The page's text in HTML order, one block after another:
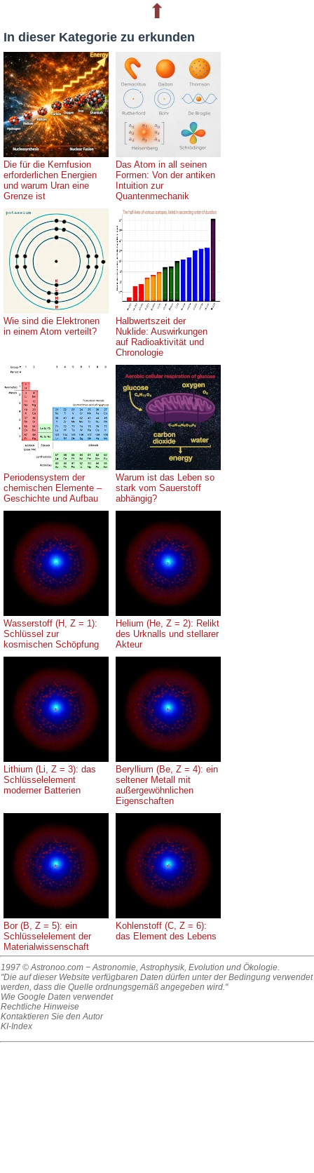
⬆
In dieser Kategorie zu erkunden
Die für die Kernfusion
erforderlichen Energien
und warum Uran eine
Grenze ist
Das Atom in all seinen
Formen: Von der antiken
Intuition zur
Quantenmechanik
Wie sind die Elektronen
in einem Atom verteilt?
Halbwertszeit der
Nuklide: Auswirkungen
auf Radioaktivität und
Chronologie
Periodensystem der
chemischen Elemente –
Geschichte und Aufbau
Warum ist das Leben so
stark vom Sauerstoff
abhängig?
Wasserstoff (H, Z = 1):
Schlüssel zur
kosmischen Schöpfung
Helium (He, Z = 2): Relikt
des Urknalls und stellarer
Akteur
Lithium (Li, Z = 3): das
Schlüsselelement
moderner Batterien
Beryllium (Be, Z = 4): ein
seltener Metall mit
außergewöhnlichen
Eigenschaften
Bor (B, Z = 5): ein
Schlüsselelement der
Materialwissenschaft
Kohlenstoff (C, Z = 6):
das Element des Lebens
1997 © Astronoo.com − Astronomie, Astrophysik, Evolution und Ökologie.
"Die auf dieser Website verfügbaren Daten dürfen unter der Bedingung verwendet
werden, dass die Quelle ordnungsgemäß angegeben wird."
Wie Google Daten verwendet
Rechtliche Hinweise
Kontaktieren Sie den Autor
KI-Index